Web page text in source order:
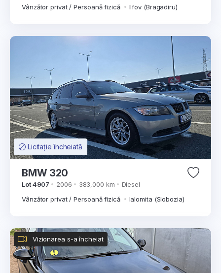
Vânzător privat / Persoană fizică
Ilfov (Bragadiru)
Licitație încheiată
BMW 320
Lot 4907 2006 383,000 km
Diesel
Vânzător privat / Persoană fizică
Ialomita (Slobozia)
Vizionarea s-a încheiat